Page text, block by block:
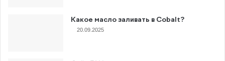
Какое масло заливать в Cobalt?
20.09.2025